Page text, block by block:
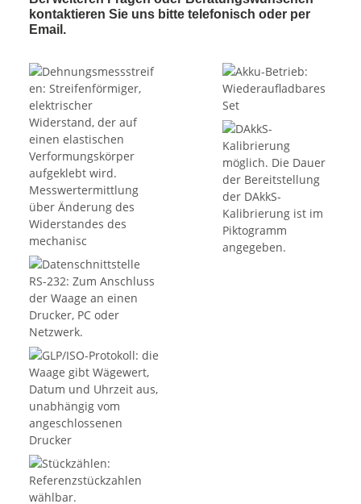
kontaktieren Sie uns bitte telefonisch oder per
Email.